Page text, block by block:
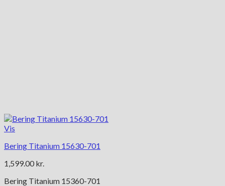
Vis
Bering Titanium 15630-701
1,599.00 kr.
Bering Titanium 15360-701